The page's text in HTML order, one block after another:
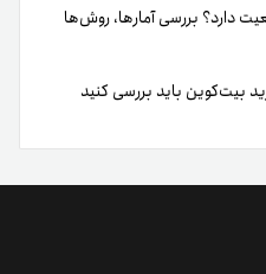
دارد؟ بررسی آمارها، روش‌ها